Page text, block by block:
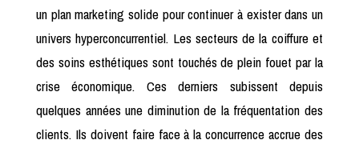
un plan marketing solide pour continuer à exister dans un
univers hyperconcurrentiel. Les secteurs de la coiffure et
des soins esthétiques sont touchés de plein fouet par la
crise économique. Ces derniers subissent depuis
quelques années une diminution de la fréquentation des
clients. Ils doivent faire face à la concurrence accrue des